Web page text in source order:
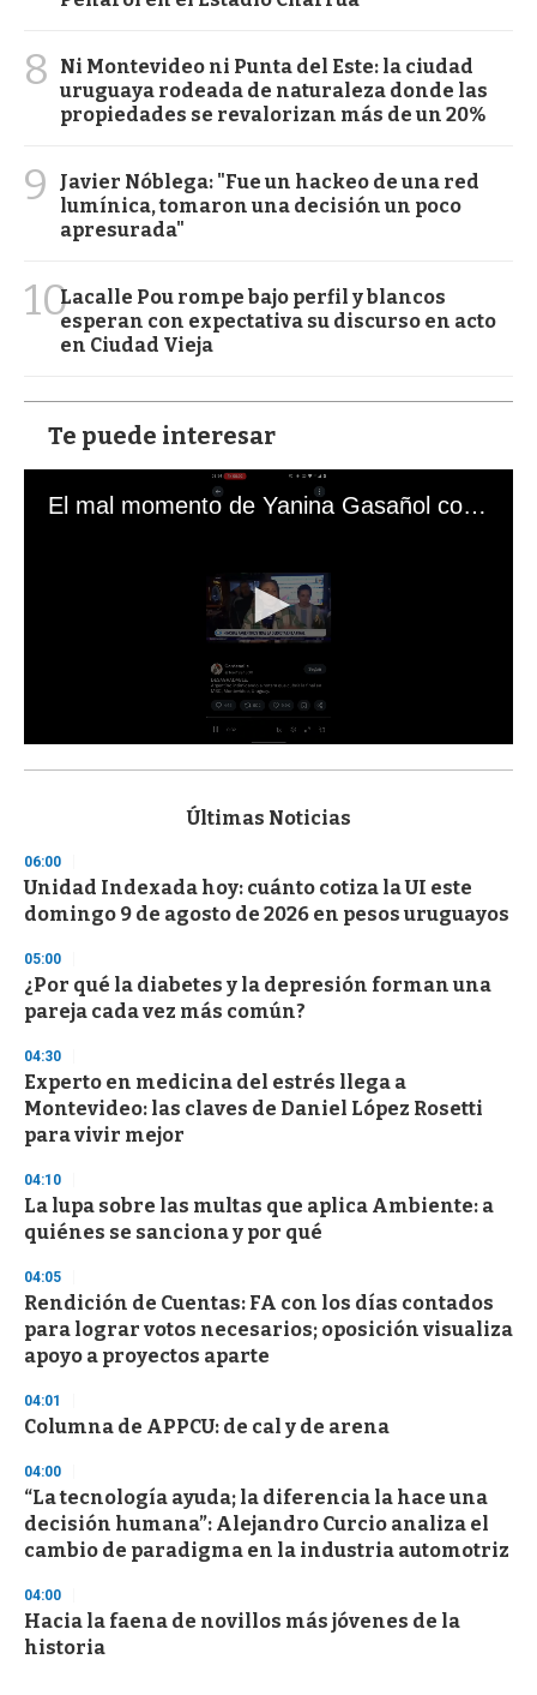
8
Ni Montevideo ni Punta del Este: la ciudad
uruguaya rodeada de naturaleza donde las
propiedades se revalorizan más de un 20%
9
Javier Nóblega: "Fue un hackeo de una red
lumínica, tomaron una decisión un poco
apresurada"
10Lacalle Pou rompe bajo perfil y blancos
esperan con expectativa su discurso en acto
en Ciudad Vieja
Te puede interesar
El mal momento de Yanina Gasañol con un hincha argentino en "Subrayado"
s
d
s
o
f
3
s
e
c
n
d
s
Últimas Noticias
06:00
Unidad Indexada hoy: cuánto cotiza la UI este
domingo 9 de agosto de 2026 en pesos uruguayos
05:00
¿Por qué la diabetes y la depresión forman una
pareja cada vez más común?
04:30
Experto en medicina del estrés llega a
Montevideo: las claves de Daniel López Rosetti
para vivir mejor
04:10
La lupa sobre las multas que aplica Ambiente: a
quiénes se sanciona y por qué
04:05
Rendición de Cuentas: FA con los días contados
para lograr votos necesarios; oposición visualiza
apoyo a proyectos aparte
04:01
Columna de APPCU: de cal y de arena
04:00
“La tecnología ayuda; la diferencia la hace una
decisión humana”: Alejandro Curcio analiza el
cambio de paradigma en la industria automotriz
04:00
Hacia la faena de novillos más jóvenes de la
historia